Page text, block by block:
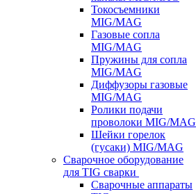
Токосъемники
MIG/MAG
Газовые сопла
MIG/MAG
Пружины для сопла
MIG/MAG
Диффузоры газовые
MIG/MAG
Ролики подачи
проволоки MIG/MAG
Шейки горелок
(гусаки) MIG/MAG
Сварочное оборудование
для TIG сварки
Сварочные аппараты